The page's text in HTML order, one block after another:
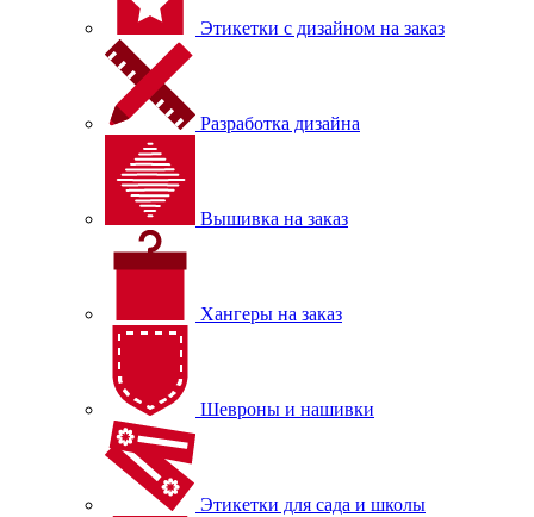
Этикетки с дизайном на заказ
Разработка дизайна
Вышивка на заказ
Хангеры на заказ
Шевроны и нашивки
Этикетки для сада и школы